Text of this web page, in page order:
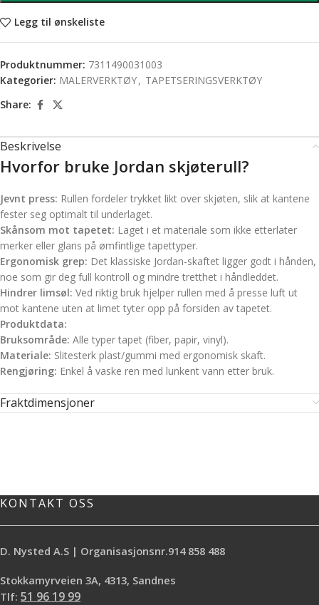
Legg til ønskeliste
Produktnummer: 7311490031003
Kategorier: MALERVERKTØY, TAPETSERINGSVERKTØY
Share:
Beskrivelse
Hvorfor bruke Jordan skjøterull?
Jevnt press: Rullen fordeler trykket likt over skjøten, slik at kantene
fester seg optimalt til underlaget.
Skånsom mot tapetet: Laget i et materiale som ikke etterlater
merker eller glans på ømfintlige tapettyper.
Ergonomisk grep: Det klassiske Jordan-skaftet ligger godt i hånden,
noe som gir deg full kontroll og mindre tretthet i håndleddet.
Hindrer limsøl: Ved riktig bruk hjelper rullen med å presse luft ut
mot kantene uten at limet tyter opp på forsiden av tapetet.
Produktdata:
Bruksområde: Alle typer tapet (fiber, papir, vinyl).
Materiale: Slitesterk plast/gummi med ergonomisk skaft.
Rengjøring: Enkel å vaske ren med lunkent vann etter bruk.
Fraktdimensjoner
KONTAKT OSS
D. Nysted A.S | Organisasjonsnr.914 858 488
Stokkamyrveien 3A, 4313, Sandnes
Tlf: 51 96 19 99